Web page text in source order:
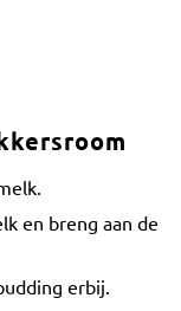
en breng aan de
erbij.